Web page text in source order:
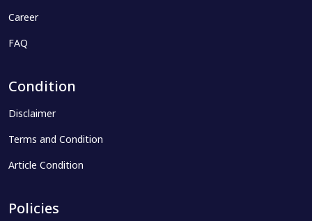
Career
FAQ
Condition
Disclaimer
Terms and Condition
Article Condition
Policies